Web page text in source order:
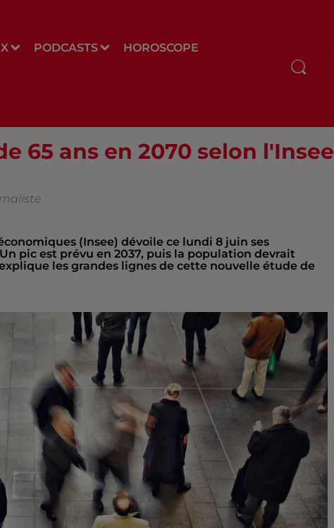
PODCASTS HOROSCOPE
65 ans en 2070 selon l'Insee
(Insee) dévoile ce lundi 8 juin ses
pic est prévu en 2037, puis la population devrait
les grandes lignes de cette nouvelle étude de